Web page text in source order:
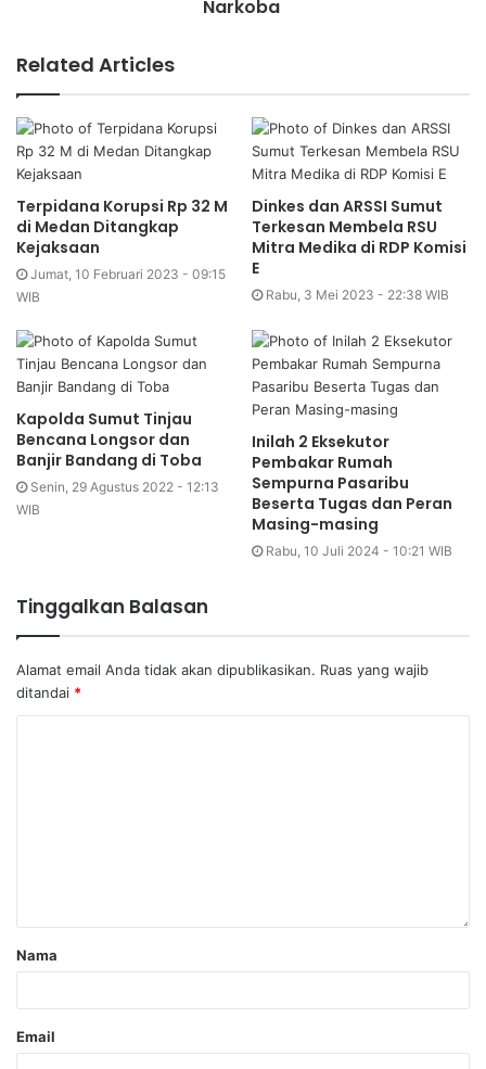
Narkoba
Related Articles
Terpidana Korupsi Rp 32 M
di Medan Ditangkap
Kejaksaan
Jumat, 10 Februari 2023 - 09:15
WIB
Dinkes dan ARSSI Sumut
Terkesan Membela RSU
Mitra Medika di RDP Komisi
E
Rabu, 3 Mei 2023 - 22:38 WIB
Kapolda Sumut Tinjau
Bencana Longsor dan
Banjir Bandang di Toba
Senin, 29 Agustus 2022 - 12:13
WIB
Inilah 2 Eksekutor
Pembakar Rumah
Sempurna Pasaribu
Beserta Tugas dan Peran
Masing-masing
Rabu, 10 Juli 2024 - 10:21 WIB
Tinggalkan Balasan
Alamat email Anda tidak akan dipublikasikan. Ruas yang wajib
ditandai *
Nama
Email